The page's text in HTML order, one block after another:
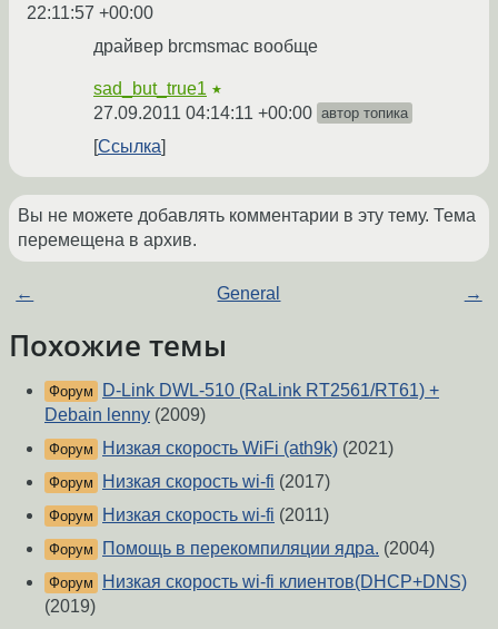
22:11:57 +00:00
драйвер brcmsmac вообще
sad_but_true1 ★
27.09.2011 04:14:11 +00:00 автор топика
Ссылка
Вы не можете добавлять комментарии в эту тему. Тема
перемещена в архив.
← General →
Похожие темы
Форум
D-Link DWL-510 (RaLink RT2561/RT61) +
Debain lenny (2009)
Форум Низкая скорость WiFi (ath9k) (2021)
Форум Низкая скорость wi-fi (2017)
Форум Низкая скорость wi-fi (2011)
Форум Помощь в перекомпиляции ядра. (2004)
Форум
Низкая скорость wi-fi клиентов(DHCP+DNS)
(2019)